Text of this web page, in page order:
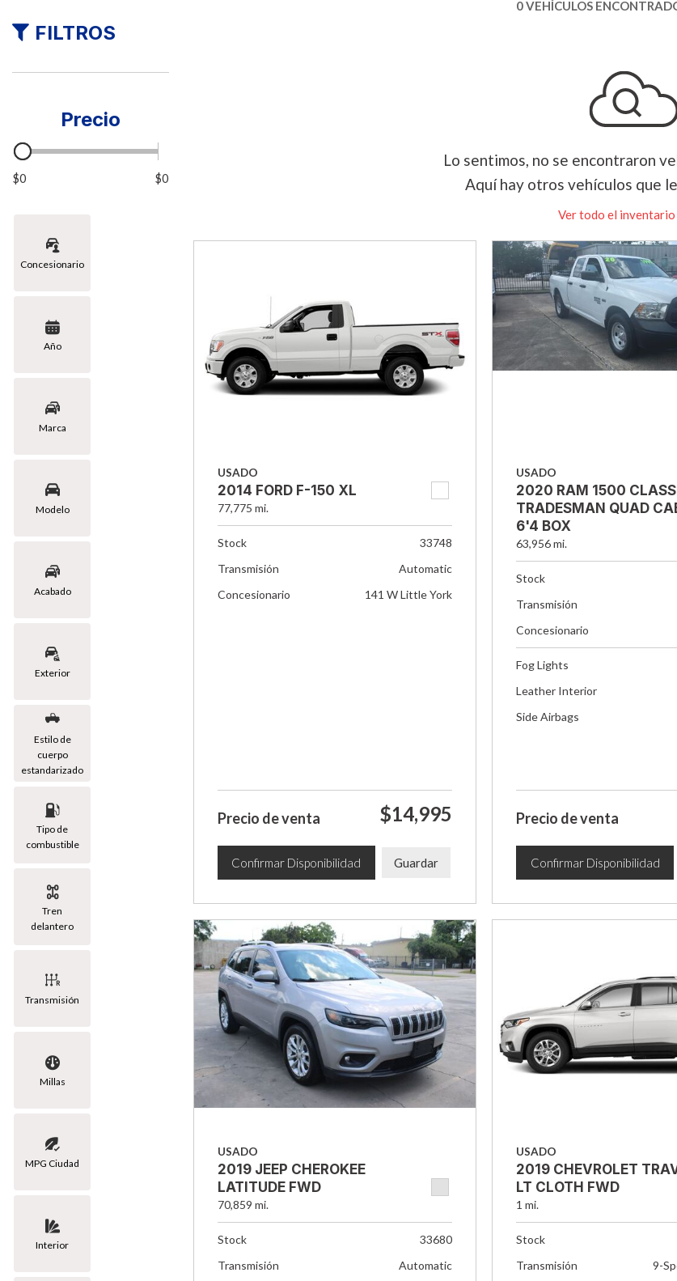
FILTROS
Precio
$0 $0
Concesionario
Año
Marca
Modelo
Acabado
Exterior
Estilo de
cuerpo
estandarizado
Tipo de
combustible
Tren
delantero
Transmisión
Millas
MPG Ciudad
Interior
0 VEHÍCULOS
Lo sentimos, no se encontraron
Aquí hay otros vehículos que
Ver todo el inventario
USADO
2014 FORD F-150 XL
77,775 mi.
Stock
33748
Transmisión
Automatic
Concesionario
141 W Little York
Precio de venta $14,995
Confirmar Disponibilidad Guardar
USADO
2020 RAM 1500
TRADESMAN QUAD
6'4 BOX
63,956 mi.
Stock
Transmisión
Concesionario
Fog Lights
Leather Interior
Side Airbags
Precio de venta
Confirmar Disponibilidad
USADO
2019 JEEP CHEROKEE
LATITUDE FWD
70,859 mi.
Stock
33680
Transmisión
Automatic
USADO
2019 CHEVROLET
LT CLOTH FWD
1 mi.
Stock
Transmisión
9-